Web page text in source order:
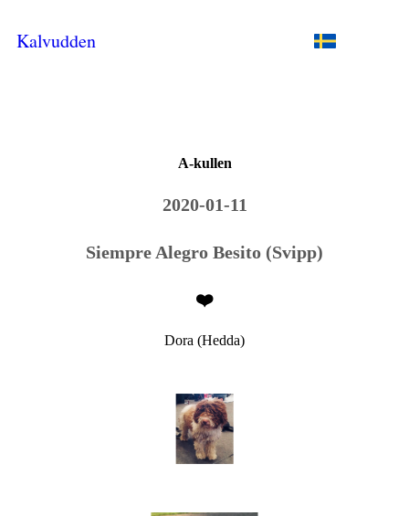
Kalvudden
A-kullen
2020-01-11
Siempre Alegro Besito (Svipp)
❤️
Dora (Hedda)